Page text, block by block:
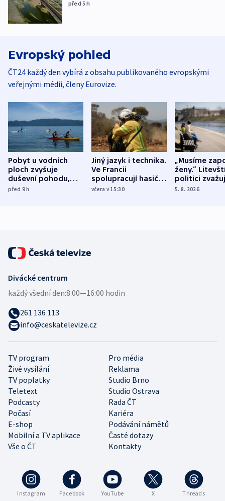
před 5h
Evropský pohled
ČT24 každý den vybírá z obsahu publikovaného evropskými
veřejnými médii, členy Eurovize.
Pobyt u vodních
ploch zvyšuje
duševní pohodu,
ukázala
před 9h
Jiný jazyk i technika.
Ve Francii
spolupracují hasiči z
různých zemí
včera v 15:30
„Musíme
ženy.“
politici
dohodu o
5. 8. 2026
Instagram Facebook YouTube X Threads
TV program
Pro média
Živé vysílání
Reklama
TV poplatky
Studio Brno
Teletext
Studio Ostrava
Podcasty
Rada ČT
Počasí
Kariéra
E-shop
Podávání námětů
Mobilní a TV aplikace
Časté dotazy
Vše o ČT
Kontakty
Divácké centrum
každý všední den:8:00—16:00 hodin
261 136 113
info@ceskatelevize.cz